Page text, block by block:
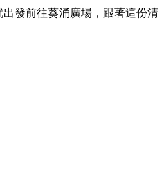
發前往葵涌廣場，跟著這份清